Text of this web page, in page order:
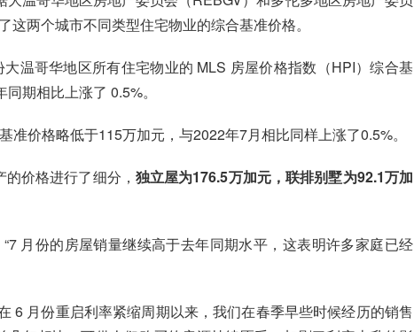
两个城市不同类型住宅物业的综合基准价格。
温哥华地区所有住宅物业的 MLS 房屋价格指数（HPI）综合基
期相比上涨了 0.5%。
准价格略低于115万加元，与2022年7月相比同样上涨了0.5%。
价格进行了细分， 独立屋为176.5万加元，联排别墅为92.1万加
月份的房屋销量继续高于去年同期水平，这表明许多家庭已经
6 月份重启利率紧缩周期以来，我们在春季早些时候经历的销售